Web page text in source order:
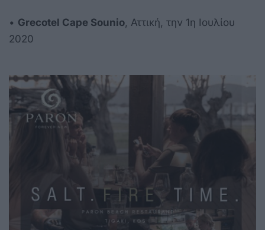
• Grecotel Cape Sounio, Αττική, την 1η Ιουλίου
2020